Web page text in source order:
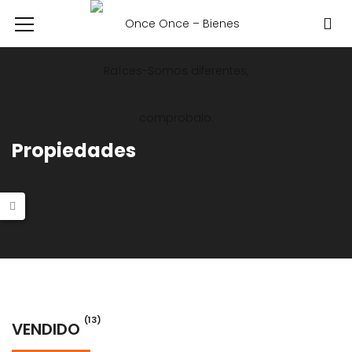
Propiedades
VENDIDO (13)